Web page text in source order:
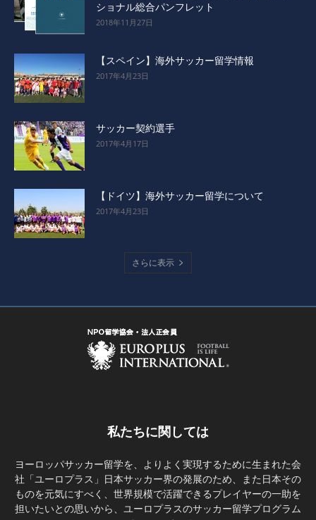
ショナル総合パンフレット
2018年11月27日
【スペイン】海外サッカー留学情報
2017年4月23日
サッカー契約選手
2017年4月17日
【ドイツ】海外サッカー留学について
2017年4月23日
さらに表示
私たちに関しては
ヨーロッパサッカー留学を、よりよく実現するために生まれた会
社「ユーロプラス」日本サッカー界の発展のため、また日本その
ものを元気にすべく、世界規模で活躍できるプレイヤーの一助を
担いたいとの思いから、ユーロプラスのサッカー留学プログラム